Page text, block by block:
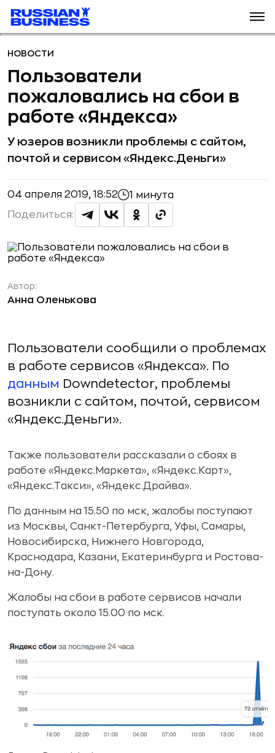
НОВОСТИ
Пользователи
пожаловались на сбои в
работе «Яндекса»
У юзеров возникли проблемы с сайтом,
почтой и сервисом «Яндекс.Деньги»
04 апреля 2019, 18:52 1 минута
Поделиться:
Автор:
Анна Оленькова
Пользователи сообщили о проблемах
в работе сервисов «Яндекса». По
данным Downdetector, проблемы
возникли с сайтом, почтой, сервисом
«Яндекс.Деньги».
Также пользователи рассказали о сбоях в
работе «Яндекс.Маркета», «Яндекс.Карт»,
«Яндекс.Такси», «Яндекс.Драйва».
По данным на 15.50 по мск, жалобы поступают
из Москвы, Санкт-Петербурга, Уфы, Самары,
Новосибирска, Нижнего Новгорода,
Краснодара, Казани, Екатеринбурга и Ростова-
на-Дону.
Жалобы на сбои в работе сервисов начали
поступать около 15.00 по мск.